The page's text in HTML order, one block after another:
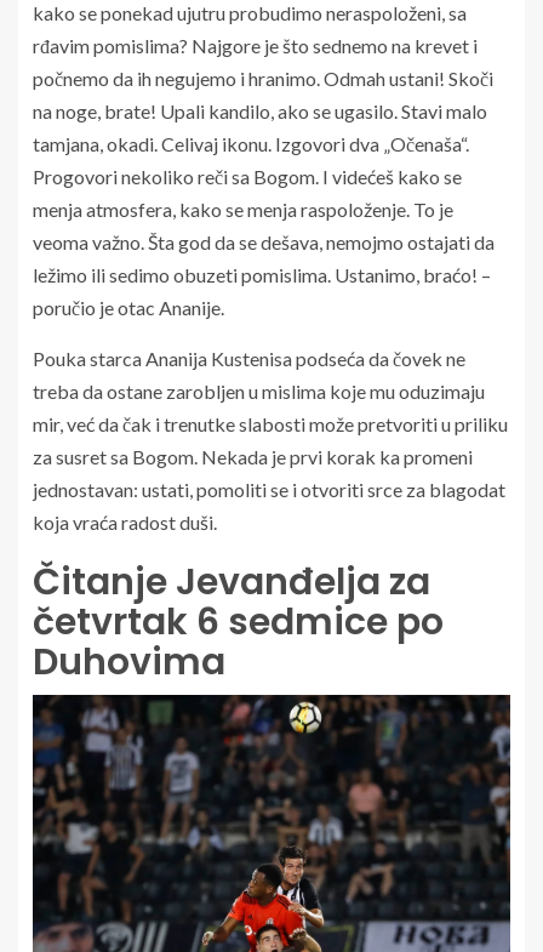
kako se ponekad ujutru probudimo neraspoloženi, sa
rđavim pomislima? Najgore je što sednemo na krevet i
počnemo da ih negujemo i hranimo. Odmah ustani! Skoči
na noge, brate! Upali kandilo, ako se ugasilo. Stavi malo
tamjana, okadi. Celivaj ikonu. Izgovori dva „Očenaša“.
Progovori nekoliko reči sa Bogom. I videćeš kako se
menja atmosfera, kako se menja raspoloženje. To je
veoma važno. Šta god da se dešava, nemojmo ostajati da
ležimo ili sedimo obuzeti pomislima. Ustanimo, braćo! –
poručio je otac Ananije.
Pouka starca Ananija Kustenisa podseća da čovek ne
treba da ostane zarobljen u mislima koje mu oduzimaju
mir, već da čak i trenutke slabosti može pretvoriti u priliku
za susret sa Bogom. Nekada je prvi korak ka promeni
jednostavan: ustati, pomoliti se i otvoriti srce za blagodat
koja vraća radost duši.
Čitanje Jevanđelja za
četvrtak 6 sedmice po
Duhovima